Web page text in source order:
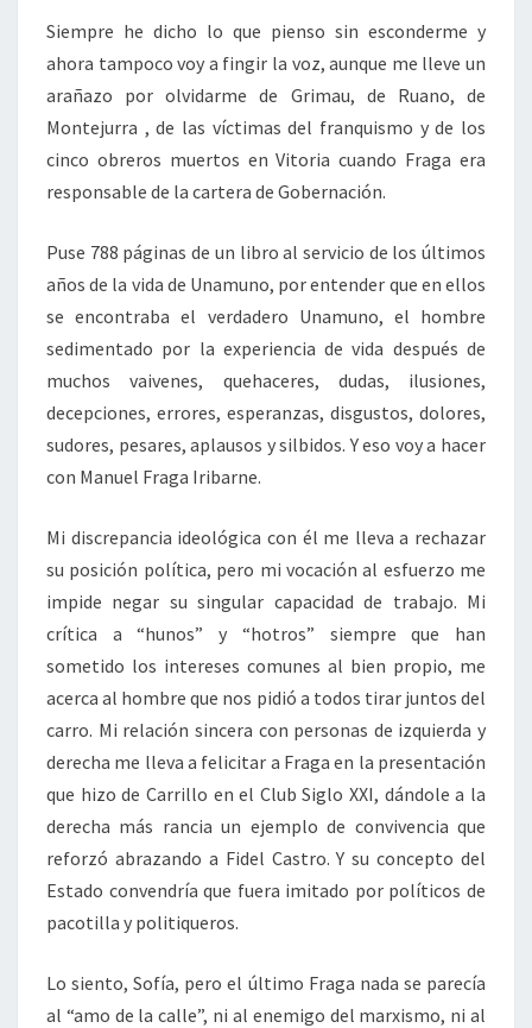
Siempre he dicho lo que pienso sin esconderme y
ahora tampoco voy a fingir la voz, aunque me lleve un
arañazo por olvidarme de Grimau, de Ruano, de
Montejurra , de las víctimas del franquismo y de los
cinco obreros muertos en Vitoria cuando Fraga era
responsable de la cartera de Gobernación.
Puse 788 páginas de un libro al servicio de los últimos
años de la vida de Unamuno, por entender que en ellos
se encontraba el verdadero Unamuno, el hombre
sedimentado por la experiencia de vida después de
muchos vaivenes, quehaceres, dudas, ilusiones,
decepciones, errores, esperanzas, disgustos, dolores,
sudores, pesares, aplausos y silbidos. Y eso voy a hacer
con Manuel Fraga Iribarne.
Mi discrepancia ideológica con él me lleva a rechazar
su posición política, pero mi vocación al esfuerzo me
impide negar su singular capacidad de trabajo. Mi
crítica a “hunos” y “hotros” siempre que han
sometido los intereses comunes al bien propio, me
acerca al hombre que nos pidió a todos tirar juntos del
carro. Mi relación sincera con personas de izquierda y
derecha me lleva a felicitar a Fraga en la presentación
que hizo de Carrillo en el Club Siglo XXI, dándole a la
derecha más rancia un ejemplo de convivencia que
reforzó abrazando a Fidel Castro. Y su concepto del
Estado convendría que fuera imitado por políticos de
pacotilla y politiqueros.
Lo siento, Sofía, pero el último Fraga nada se parecía
al “amo de la calle”, ni al enemigo del marxismo, ni al